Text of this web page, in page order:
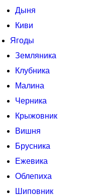
Дыня
Киви
Ягоды
Земляника
Клубника
Малина
Черника
Крыжовник
Вишня
Брусника
Ежевика
Облепиха
Шиповник